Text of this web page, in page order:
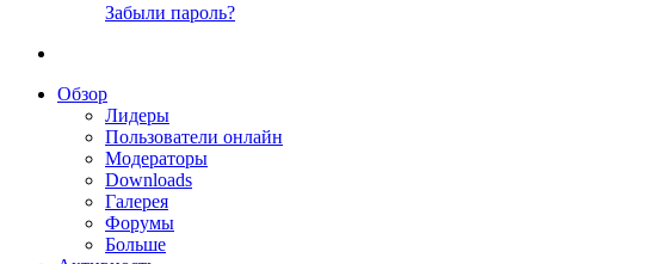
Забыли пароль?
Обзор
Лидеры
Пользователи онлайн
Модераторы
Downloads
Галерея
Форумы
Больше